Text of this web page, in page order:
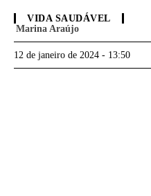
VIDA SAUDÁVEL
Marina Araújo
12 de janeiro de 2024 - 13:50